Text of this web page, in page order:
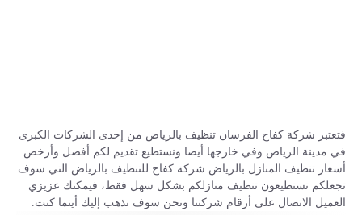
فتعتبر شركة كفاح الفرسان تنظيف بالرياض من إحدى الشركات الكبرى
في مدينة الرياض وفي خارجها أيضا ونستطيع تقديم لكم أفضل وأرخص
أسعار تنظيف المنازل بالرياض شركة كفاح للتنظيف بالرياض التي سوف
تجعلكم تستطيعون تنظيف منازلكم بشكل سهل فقط، فيمكنك عزيزي
العميل الاتصال على أرقام شركتنا ونحن سوف نذهب إليك أينما كنت.